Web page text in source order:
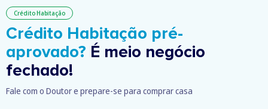
Crédito Habitação
Crédito Habitação pré-
aprovado? É meio negócio
fechado!
Fale com o Doutor e prepare-se para comprar casa